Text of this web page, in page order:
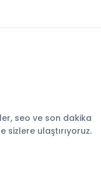
seo ve son dakika
sizlere ulaştırıyoruz.